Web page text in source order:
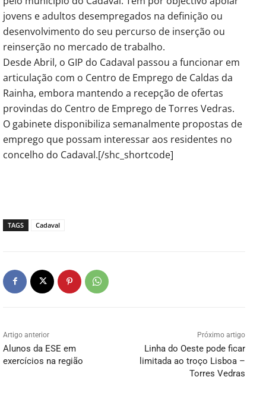
jovens e adultos desempregados na definição ou
desenvolvimento do seu percurso de inserção ou
reinserção no mercado de trabalho.
Desde Abril, o GIP do Cadaval passou a funcionar em
articulação com o Centro de Emprego de Caldas da
Rainha, embora mantendo a recepção de ofertas
provindas do Centro de Emprego de Torres Vedras.
O gabinete disponibiliza semanalmente propostas de
emprego que possam interessar aos residentes no
concelho do Cadaval.[/shc_shortcode]
TAGS Cadaval
Artigo anterior
Alunos da ESE em
exercícios na região
Próximo artigo
Linha do Oeste pode ficar
limitada ao troço Lisboa –
Torres Vedras